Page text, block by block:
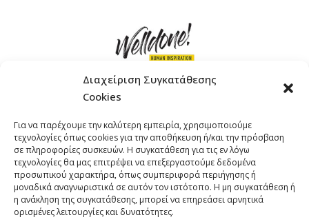
Διαχείριση Συγκατάθεσης
Cookies
Για να παρέχουμε την καλύτερη εμπειρία, χρησιμοποιούμε
τεχνολογίες όπως cookies για την αποθήκευση ή/και την πρόσβαση
σε πληροφορίες συσκευών. Η συγκατάθεση για τις εν λόγω
τεχνολογίες θα μας επιτρέψει να επεξεργαστούμε δεδομένα
προσωπικού χαρακτήρα, όπως συμπεριφορά περιήγησης ή
μοναδικά αναγνωριστικά σε αυτόν τον ιστότοπο. Η μη συγκατάθεση ή
η ανάκληση της συγκατάθεσης, μπορεί να επηρεάσει αρνητικά
ορισμένες λειτουργίες και δυνατότητες.
ΤΗΛΕΦΩΝΟ: +30 211 4021758
EMAIL:info@welldone.com.gr